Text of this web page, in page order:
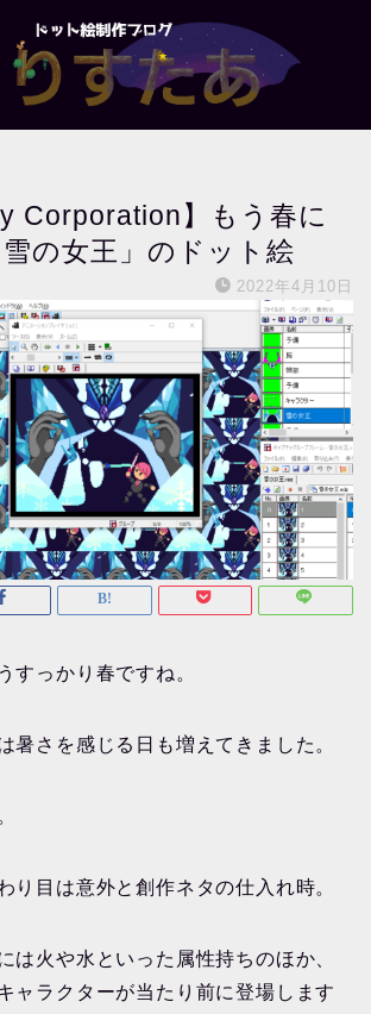
Corporation】もう春に
の女王」のドット絵
2022年4月10日
すっかり春ですね。
暑さを感じる日も増えてきました。
り目は意外と創作ネタの仕入れ時。
は火や水といった属性持ちのほか、
ャラクターが当たり前に登場します